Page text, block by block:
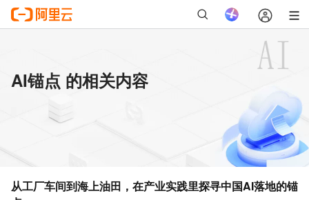
AI锚点 的相关内容
从工厂车间到海上油田，在产业实践里探寻中国AI落地的锚